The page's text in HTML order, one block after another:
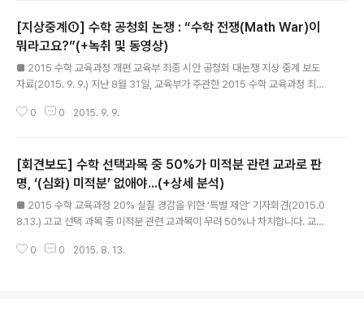
까?” -고교 수학에서 미적분 Ⅱ를 대학과정으로 이동해야한다는 주장하면서 저
는 사교육걱정없는세상 안상진 부소장이라고 합니다. 고등학교 수학교사 출신
입니다. 아까 수학 연구진 발제자이신 박경미 교수님께서 “고등학교와 대학의
교육과정이 중..
[지상중계①] 수학 공청회 논쟁 : “수학 전쟁(Math War)이
뭐라고요?”(+녹취 및 동영상)
■ 2015 수학 교육과정 개편 교육부 최종 시안 공청회 대논쟁 지상 중계 보도
자료(2015. 9. 9.) 지난 8월 31일, 교육부가 주관한 2015 수학 교육과정 최종
경미 교수(홍익대), 토론자로 참석한 장경윤 교수(건국대)와 최수일 대표(우리
당일 공청회에 참석한 모든 분들에게 아주 인상적이어서 이를 지상 중계합니다.
이어 참석자들의 뜨거운 박수를 받은 안상진 부소장의 발표도 추후 함께 소개하
겠습니다. “수학 전쟁(Math War) : 미국에서 학부모들이 수학을 ..
0 0 2015. 9. 9.
[회견보도] 수학 선택과목 중 50%가 미적분 관련 교과로 판
명, ‘(심화) 미적분’ 없애야...(+상세 분석)
■ 2015 수학 교육과정 20% 실질 경감을 위한 ‘특별 제안’ 기자회견(2015.0
8.13.) 고교 선택 과목 중 미적분 관련 교과목이 무려 50%나 차지합니다. 교육
학 연구진의 2차 공청회 시안을 분석해 보니, 초등 3∼4학년군 수학을 제외하
0 0 2015. 8. 13.